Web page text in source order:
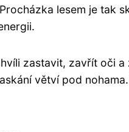
lesem je tak
zastavit, zavřít oči
větví pod